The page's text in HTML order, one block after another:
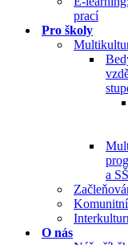
prací
Pro školy
a SŠ
O nás